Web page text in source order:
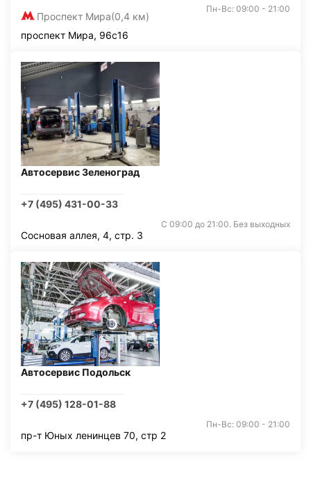
Проспект Мира(0,4 км)
Пн-Вс: 09:00 - 21:00
проспект Мира, 96с16
Автосервис Зеленоград
+7 (495) 431-00-33
С 09:00 до 21:00. Без выходных
Сосновая аллея, 4, стр. 3
Автосервис Подольск
+7 (495) 128-01-88
Пн-Вс: 09:00 - 21:00
пр-т Юных ленинцев 70, стр 2